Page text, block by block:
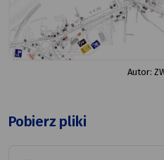
Autor:
Pobierz pliki